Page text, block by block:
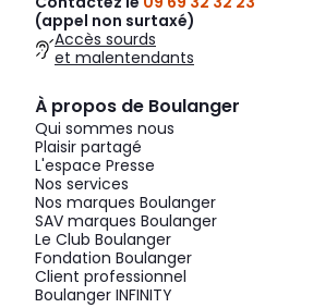
(appel non surtaxé)
Accès sourds
et malentendants
À propos de Boulanger
Qui sommes nous
Plaisir partagé
L'espace Presse
Nos services
Nos marques Boulanger
SAV marques Boulanger
Le Club Boulanger
Fondation Boulanger
Client professionnel
Boulanger INFINITY